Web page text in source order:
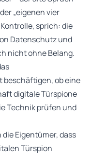
„eigenen vier
sprich: die
Datenschutz und
nicht ohne Belang.
beschäftigen, ob eine
digitale Türspione
Technik prüfen und
Eigentümer, dass
Türspion